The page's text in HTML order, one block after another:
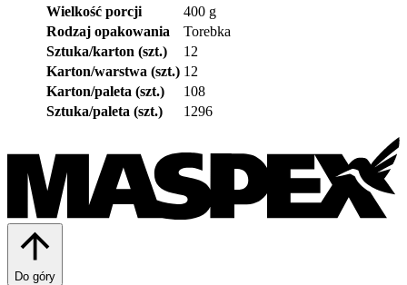
Wielkość porcji
400 g
Rodzaj opakowania
Torebka
Sztuka/karton (szt.)
12
Karton/warstwa (szt.) 12
Karton/paleta (szt.)
108
Sztuka/paleta (szt.)
1296
Do góry